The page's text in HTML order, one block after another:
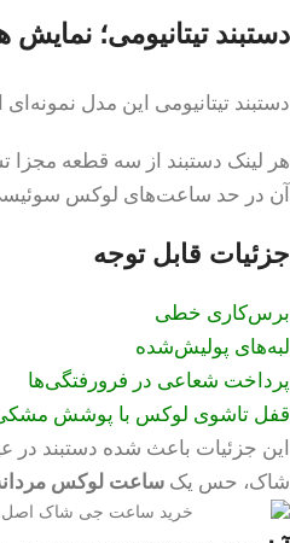
دستبند تیتانیومی؛
دستبند تیتانیومی این مدل
هر لینک دستبند از سه قطعه
آن در حد ساعت‌های لوکس
جزئیات قابل توجه
برس‌کاری خطی
لبه‌های پولیش‌شده
پرداخت شعاعی در فرورفتگی‌ها
قفل تاشوی لوکس با پوشش
شاک، حس یک ساعت لوکس